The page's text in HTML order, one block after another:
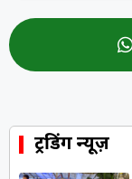
ट्रेंडिंग न्यूज़